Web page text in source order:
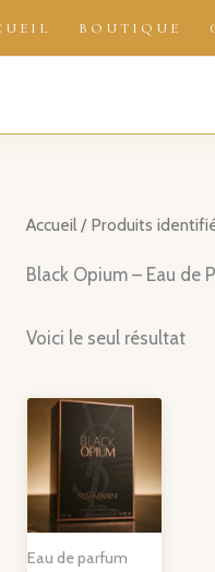
BOUTIQUE
Accueil/ Produits
Black Opium – Eau de
Voici le seul résultat
Eau de parfum